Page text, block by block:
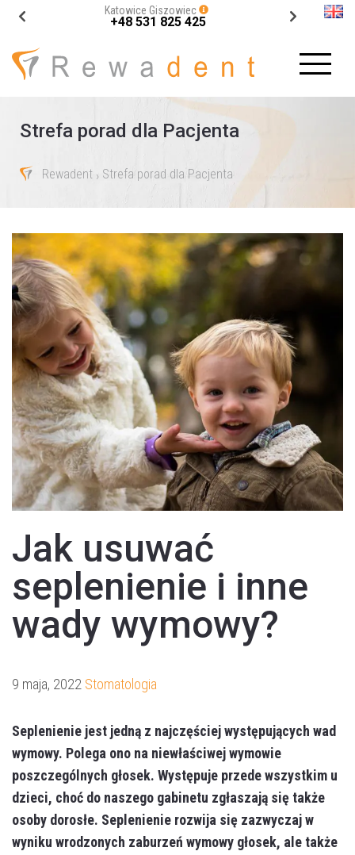
Katowice Giszowiec
+48 531 825 425
Strefa porad dla Pacjenta
Rewadent › Strefa porad dla Pacjenta
Jak usuwać
seplenienie i inne
wady wymowy?
9 maja, 2022 Stomatologia
Seplenienie jest jedną z najczęściej występujących wad
wymowy. Polega ono na niewłaściwej wymowie
poszczególnych głosek. Występuje przede wszystkim u
dzieci, choć do naszego gabinetu zgłaszają się także
osoby dorosłe. Seplenienie rozwija się zazwyczaj w
wyniku wrodzonych zaburzeń wymowy głosek, ale także